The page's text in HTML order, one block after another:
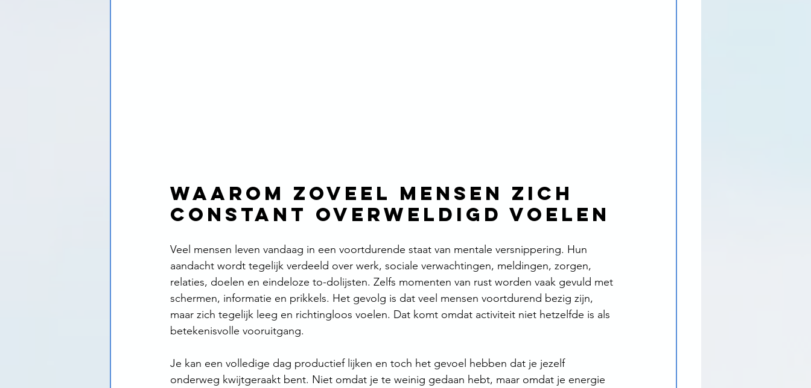
Waarom zoveel mensen zich
constant overweldigd voelen
Veel mensen leven vandaag in een voortdurende staat van mentale versnippering. Hun
aandacht wordt tegelijk verdeeld over werk, sociale verwachtingen, meldingen, zorgen,
relaties, doelen en eindeloze to-dolijsten. Zelfs momenten van rust worden vaak gevuld met
schermen, informatie en prikkels. Het gevolg is dat veel mensen voortdurend bezig zijn,
maar zich tegelijk leeg en richtingloos voelen. Dat komt omdat activiteit niet hetzelfde is als
betekenisvolle vooruitgang.
Je kan een volledige dag productief lijken en toch het gevoel hebben dat je jezelf
onderweg kwijtgeraakt bent. Niet omdat je te weinig gedaan hebt, maar omdat je energie